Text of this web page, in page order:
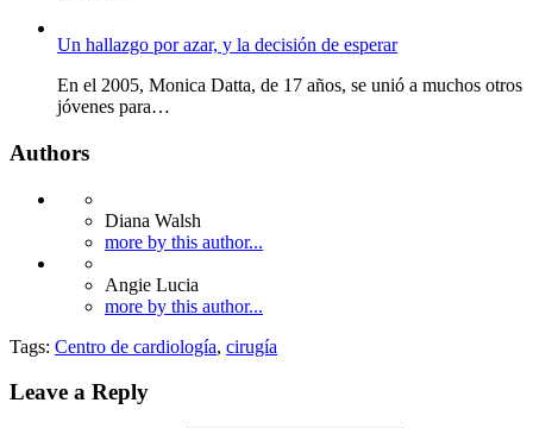
Un hallazgo por azar, y la decisión de esperar
En el 2005, Monica Datta, de 17 años, se unió a muchos otros
jóvenes para…
Authors
Diana Walsh
more by this author...
Angie Lucia
more by this author...
Tags: Centro de cardiología, cirugía
Leave a Reply